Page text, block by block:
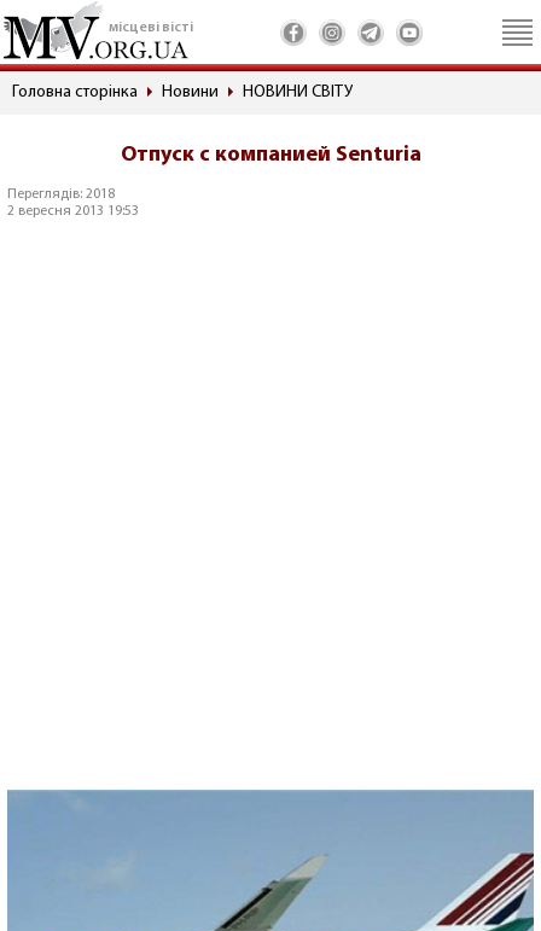
місцеві вісті
Головна сторінка Новини НОВИНИ СВІТУ
Отпуск с компанией Senturia
Переглядів: 2018
2 вересня 2013 19:53